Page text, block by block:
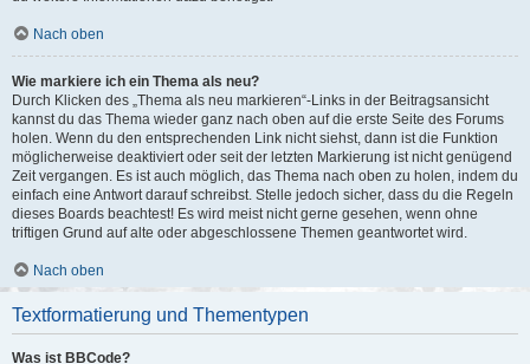
Nach oben
Wie markiere ich ein Thema als neu?
Durch Klicken des „Thema als neu markieren“-Links in der Beitragsansicht
kannst du das Thema wieder ganz nach oben auf die erste Seite des Forums
holen. Wenn du den entsprechenden Link nicht siehst, dann ist die Funktion
möglicherweise deaktiviert oder seit der letzten Markierung ist nicht genügend
Zeit vergangen. Es ist auch möglich, das Thema nach oben zu holen, indem du
einfach eine Antwort darauf schreibst. Stelle jedoch sicher, dass du die Regeln
dieses Boards beachtest! Es wird meist nicht gerne gesehen, wenn ohne
triftigen Grund auf alte oder abgeschlossene Themen geantwortet wird.
Nach oben
Textformatierung und Thementypen
Was ist BBCode?